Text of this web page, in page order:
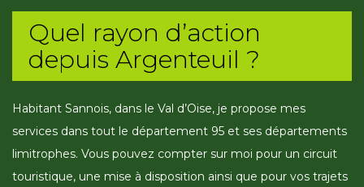
Quel rayon d’action
depuis Argenteuil ?
Habitant Sannois, dans le Val d’Oise, je propose mes
services dans tout le département 95 et ses départements
limitrophes. Vous pouvez compter sur moi pour un circuit
touristique, une mise à disposition ainsi que pour vos trajets